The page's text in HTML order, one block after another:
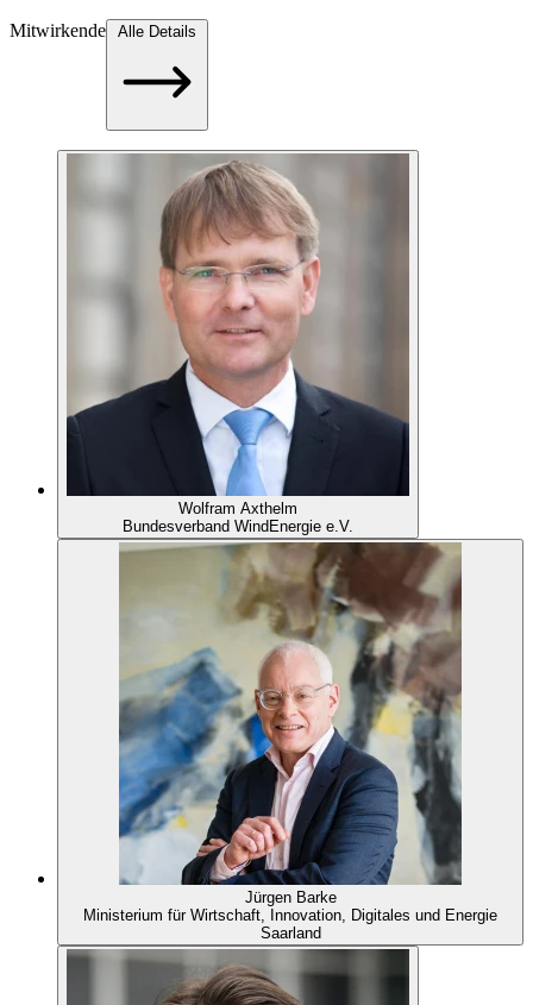
Mitwirkende
Wolfram Axthelm
Bundesverband WindEnergie e.V.
Jürgen Barke
Ministerium für Wirtschaft, Innovation, Digitales und Energie
Saarland